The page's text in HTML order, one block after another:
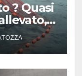
? Quasi